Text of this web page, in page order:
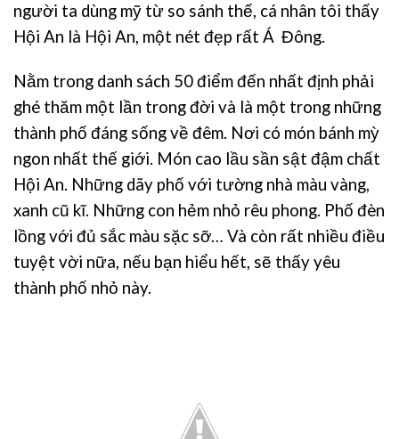
người ta dùng mỹ từ so sánh thế, cá nhân tôi thấy
Hội An là Hội An, một nét đẹp rất Á Đông.
Nằm trong danh sách 50 điểm đến nhất định phải
ghé thăm một lần trong đời và là một trong những
thành phố đáng sống về đêm. Nơi có món bánh mỳ
ngon nhất thế giới. Món cao lầu sần sật đậm chất
Hội An. Những dãy phố với tường nhà màu vàng,
xanh cũ kĩ. Những con hẻm nhỏ rêu phong. Phố đèn
lồng với đủ sắc màu sặc sỡ… Và còn rất nhiều điều
tuyệt vời nữa, nếu bạn hiểu hết, sẽ thấy yêu
thành phố nhỏ này.